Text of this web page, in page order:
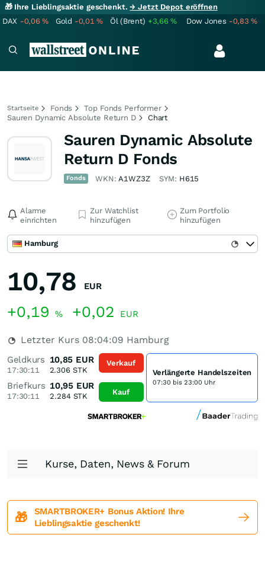
🎁 Ihre Lieblingsaktie geschenkt.→ Jetzt Depot eröffnen
DAX -0,06% Gold -0,01% Öl (Brent) +3,66% Dow Jones -0,83%
Startseite Fonds
Top Fonds Performer
Sauren Dynamic Absolute Return D
Chart
Sauren Dynamic Absolute
Return D Fonds
Fonds WKN:A1WZ3Z SYM: H615
Alarme
einrichten
Zur Watchlist
hinzufügen
Zum Portfolio
hinzufügen
Hamburg
10,78 EUR
+0,19 % +0,02 EUR
Letzter Kurs 08:04:09 Hamburg
Geldkurs
17:30:11
10,85 EUR
2.306STK
Briefkurs
17:30:11
10,95 EUR
2.284STK
Verkauf
Kauf
Verlängerte Handelszeiten
07:30 bis 23:00 Uhr
Kurse, Daten, News & Forum
🎁
SMARTBROKER+ Bonus Aktion! Ihre
Lieblingsaktie geschenkt!